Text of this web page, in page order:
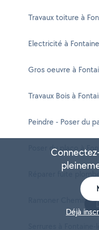
Travaux toiture à
Electricité à
Gros oeuvre à
Travaux Bois à
Peindre - Poser du
Poser du placo à
Réparer fuite
Ramoner Cheminée
Déjà